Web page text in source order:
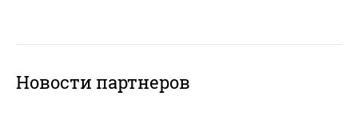
Новости партнеров